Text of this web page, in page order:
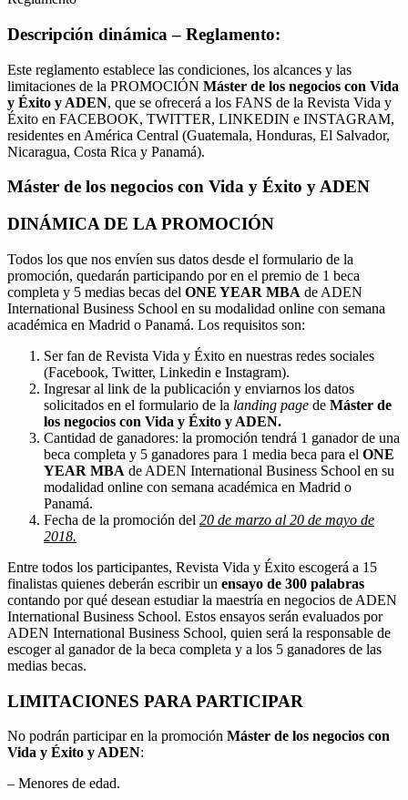
Descripción dinámica – Reglamento:
Este reglamento establece las condiciones, los alcances y las
limitaciones de la PROMOCIÓN Máster de los negocios con Vida
y Éxito y ADEN, que se ofrecerá a los FANS de la Revista Vida y
Éxito en FACEBOOK, TWITTER, LINKEDIN e INSTAGRAM,
residentes en América Central (Guatemala, Honduras, El Salvador,
Nicaragua, Costa Rica y Panamá).
Máster de los negocios con Vida y Éxito y ADEN
DINÁMICA DE LA PROMOCIÓN
Todos los que nos envíen sus datos desde el formulario de la
promoción, quedarán participando por en el premio de 1 beca
completa y 5 medias becas del ONE YEAR MBA de ADEN
International Business School en su modalidad online con semana
académica en Madrid o Panamá. Los requisitos son:
Ser fan de Revista Vida y Éxito en nuestras redes sociales
(Facebook, Twitter, Linkedin e Instagram).
Ingresar al link de la publicación y enviarnos los datos
solicitados en el formulario de la landing page de Máster de
los negocios con Vida y Éxito y ADEN.
Cantidad de ganadores: la promoción tendrá 1 ganador de una
beca completa y 5 ganadores para 1 media beca para el ONE
YEAR MBA de ADEN International Business School en su
modalidad online con semana académica en Madrid o
Panamá.
Fecha de la promoción del 20 de marzo al 20 de mayo de
2018.
Entre todos los participantes, Revista Vida y Éxito escogerá a 15
finalistas quienes deberán escribir un ensayo de 300 palabras
contando por qué desean estudiar la maestría en negocios de ADEN
International Business School. Estos ensayos serán evaluados por
ADEN International Business School, quien será la responsable de
escoger al ganador de la beca completa y a los 5 ganadores de las
medias becas.
LIMITACIONES PARA PARTICIPAR
No podrán participar en la promoción Máster de los negocios con
Vida y Éxito y ADEN:
– Menores de edad.